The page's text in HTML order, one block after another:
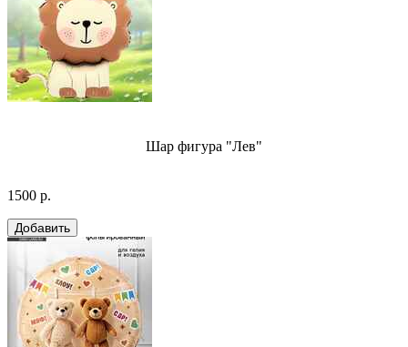
Шар фигура "Лев"
1500 р.